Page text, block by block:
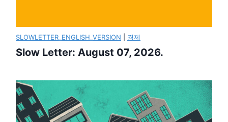
SLOWLETTER_ENGLISH_VERSION 경제
Slow Letter: August 07, 2026.